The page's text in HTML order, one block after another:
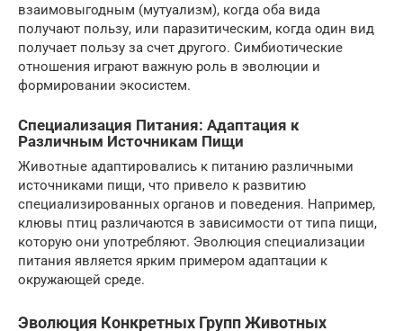
взаимовыгодным (мутуализм), когда оба вида
получают пользу, или паразитическим, когда один вид
получает пользу за счет другого. Симбиотические
отношения играют важную роль в эволюции и
формировании экосистем.
Специализация Питания: Адаптация к
Различным Источникам Пищи
Животные адаптировались к питанию различными
источниками пищи, что привело к развитию
специализированных органов и поведения. Например,
клювы птиц различаются в зависимости от типа пищи,
которую они употребляют. Эволюция специализации
питания является ярким примером адаптации к
окружающей среде.
Эволюция Конкретных Групп Животных